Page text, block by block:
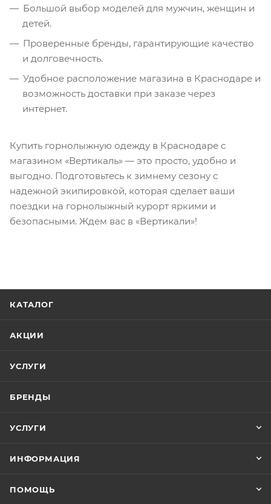
Большой выбор моделей для мужчин, женщин и
детей.
Проверенные бренды, гарантирующие качество
и долговечность.
Удобное расположение магазина в Краснодаре и
возможность доставки при заказе через
интернет.
Купить горнолыжную одежду в Краснодаре с
магазином «Вертикаль» — это просто, удобно и
выгодно. Подготовьтесь к зимнему сезону с
надежной экипировкой, которая сделает ваши
поездки на горнолыжный курорт яркими и
безопасными. Ждем вас в «Вертикали»!
КАТАЛОГ
АКЦИИ
УСЛУГИ
БРЕНДЫ
УСЛУГИ
ИНФОРМАЦИЯ
ПОМОЩЬ